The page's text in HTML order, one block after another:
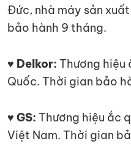
Đức, nhà máy sản
bảo hành 9 tháng.
♥ Delkor: Thương hiệu
Quốc. Thời gian bảo
♥ GS: Thương hiệu ắc
Việt Nam. Thời gian